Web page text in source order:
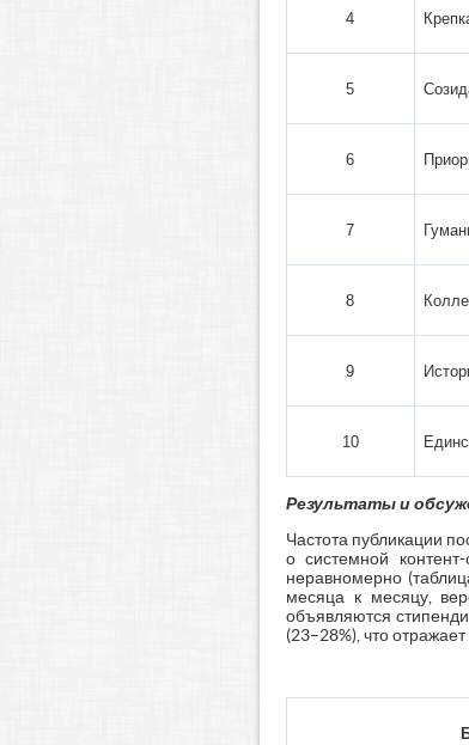
4
5
6
7
8
9
10
Результаты и
Частота публикации
о системной
неравномерно
месяца к месяцу,
объявляются
(23–28%), что